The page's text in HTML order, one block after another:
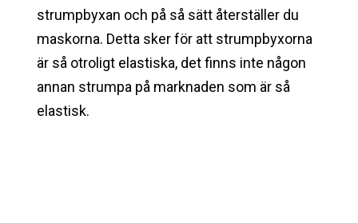
strumpbyxan och på så sätt återställer du
maskorna. Detta sker för att strumpbyxorna
är så otroligt elastiska, det finns inte någon
annan strumpa på marknaden som är så
elastisk.